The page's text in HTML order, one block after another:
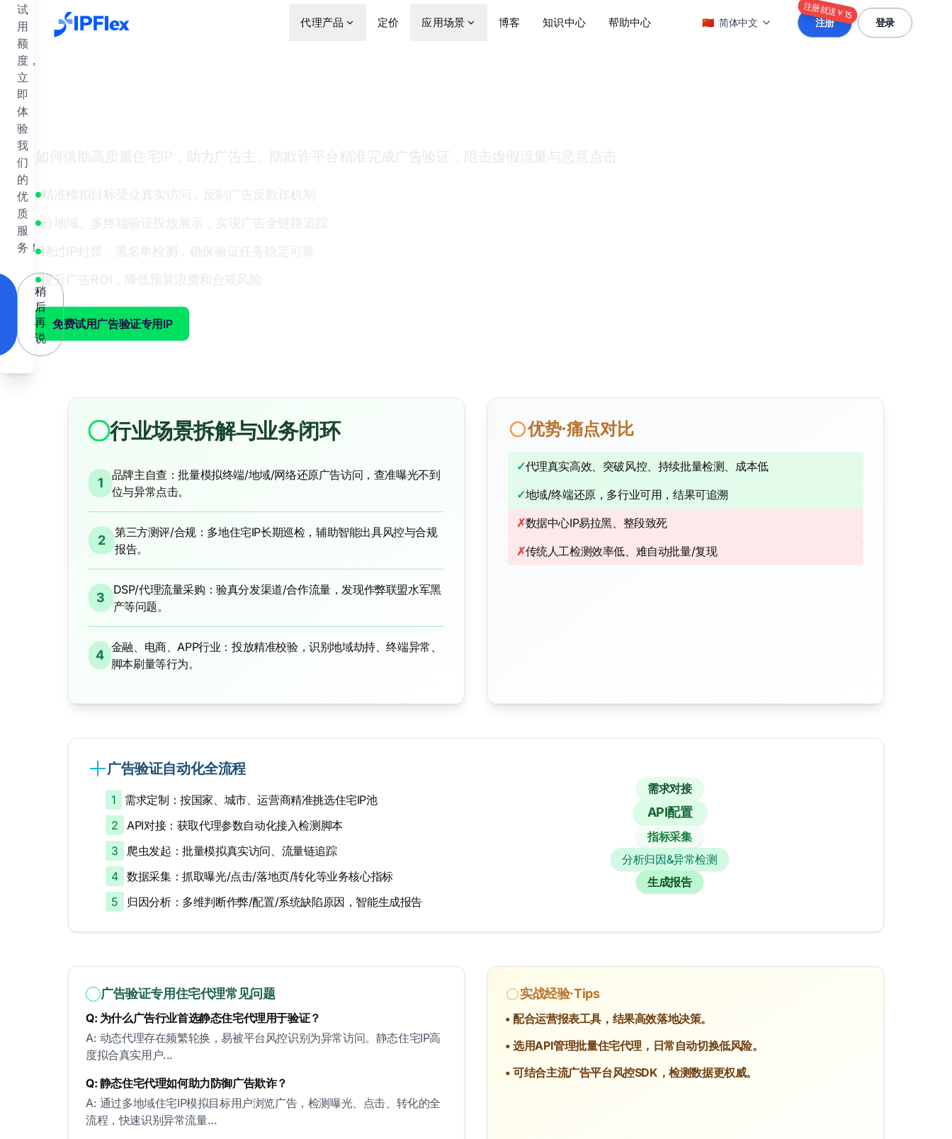
试
用
额
度，
立
即
体
验
我
们
的
优
质
服
务！
稍
后
再
说
跳到主要内容
代理产品 定价 应用场景 博客 知识中心 帮助中心 🇨🇳 简体中文 注册
注册就送￥15
登录
如何借助高质量住宅IP，助力广告主、防欺诈平台精准完成广告验证，阻击虚假流量与恶意点击
精准模拟目标受众真实访问，反制广告反欺诈机制
分地域、多终端验证投放展示，实现广告全链路追踪
绕过IP封禁、黑名单检测，确保验证任务稳定可靠
提升广告ROI，降低预算浪费和合规风险
免费试用广告验证专用IP
行业场景拆解与业务闭环
1
品牌主自查：批量模拟终端/地域/网络还原广告访问，查准曝光不到
位与异常点击。
2
第三方测评/合规：多地住宅IP长期巡检，辅助智能出具风控与合规
报告。
3
DSP/代理流量采购：验真分发渠道/合作流量，发现作弊联盟水军黑
产等问题。
4
金融、电商、APP行业：投放精准校验，识别地域劫持、终端异常、
脚本刷量等行为。
优势·痛点对比
✓代理真实高效、突破风控、持续批量检测、成本低
✓地域/终端还原，多行业可用，结果可追溯
✗数据中心IP易拉黑、整段致死
✗传统人工检测效率低、难自动批量/复现
广告验证自动化全流程
1
需求定制：按国家、城市、运营商精准挑选住宅IP池
2
API对接：获取代理参数自动化接入检测脚本
3
爬虫发起：批量模拟真实访问、流量链追踪
4
数据采集：抓取曝光/点击/落地页/转化等业务核心指标
5
归因分析：多维判断作弊/配置/系统缺陷原因，智能生成报告
需求对接
API配置
指标采集
分析归因&异常检测
生成报告
广告验证专用住宅代理常见问题
Q: 为什么广告行业首选静态住宅代理用于验证？
A: 动态代理存在频繁轮换，易被平台风控识别为异常访问。静态住宅IP高
度拟合真实用户...
Q: 静态住宅代理如何助力防御广告欺诈？
A: 通过多地域住宅IP模拟目标用户浏览广告，检测曝光、点击、转化的全
流程，快速识别异常流量...
实战经验·Tips
• 配合运营报表工具，结果高效落地决策。
• 选用API管理批量住宅代理，日常自动切换低风险。
• 可结合主流广告平台风控SDK，检测数据更权威。